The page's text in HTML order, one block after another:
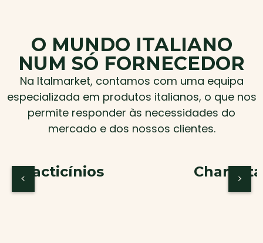
O MUNDO ITALIANO
NUM SÓ FORNECEDOR
Na Italmarket, contamos com uma equipa
especializada em produtos italianos, o que nos
permite responder às necessidades do
mercado e dos nossos clientes.
<Lacticínios >